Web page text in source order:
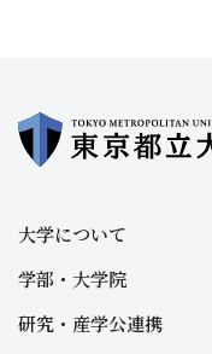
大学について
学部・大学院
研究・産学公連携